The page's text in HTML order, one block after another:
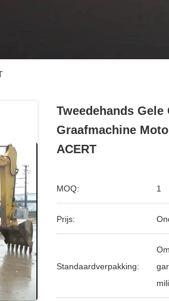
Tweedehands Gele
Graafmachine
ACERT
MOQ: 1
Prijs:
Standaardverpakking: